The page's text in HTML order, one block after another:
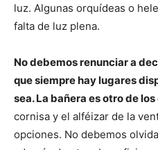
luz. Algunas orquídeas o
falta de luz plena.
No debemos renunciar a
que siempre hay lugares
sea. La bañera es otro de
cornisa y el alféizar de la
opciones. No debemos